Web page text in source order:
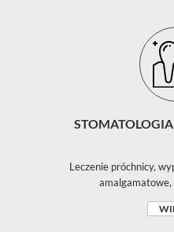
Leczenie próchnicy,
amalgamatowe,